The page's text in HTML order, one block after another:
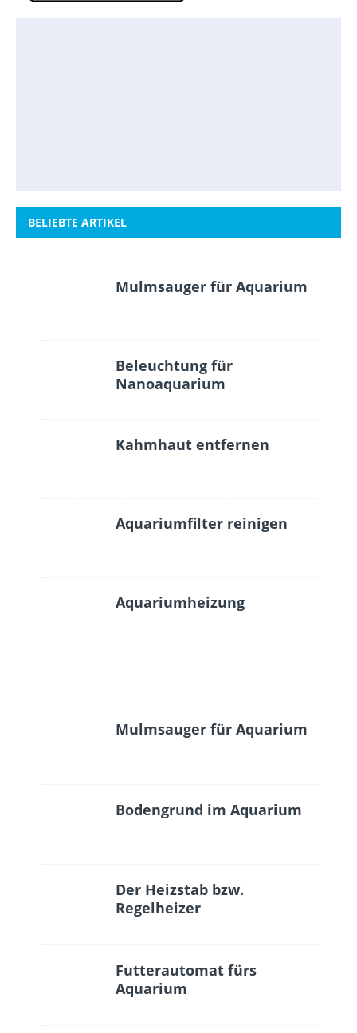
BELIEBTE ARTIKEL
Mulmsauger für Aquarium
Beleuchtung für
Nanoaquarium
Kahmhaut entfernen
Aquariumfilter reinigen
Aquariumheizung
Mulmsauger für Aquarium
Bodengrund im Aquarium
Der Heizstab bzw.
Regelheizer
Futterautomat fürs
Aquarium